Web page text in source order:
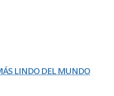
LINDO DEL MUNDO